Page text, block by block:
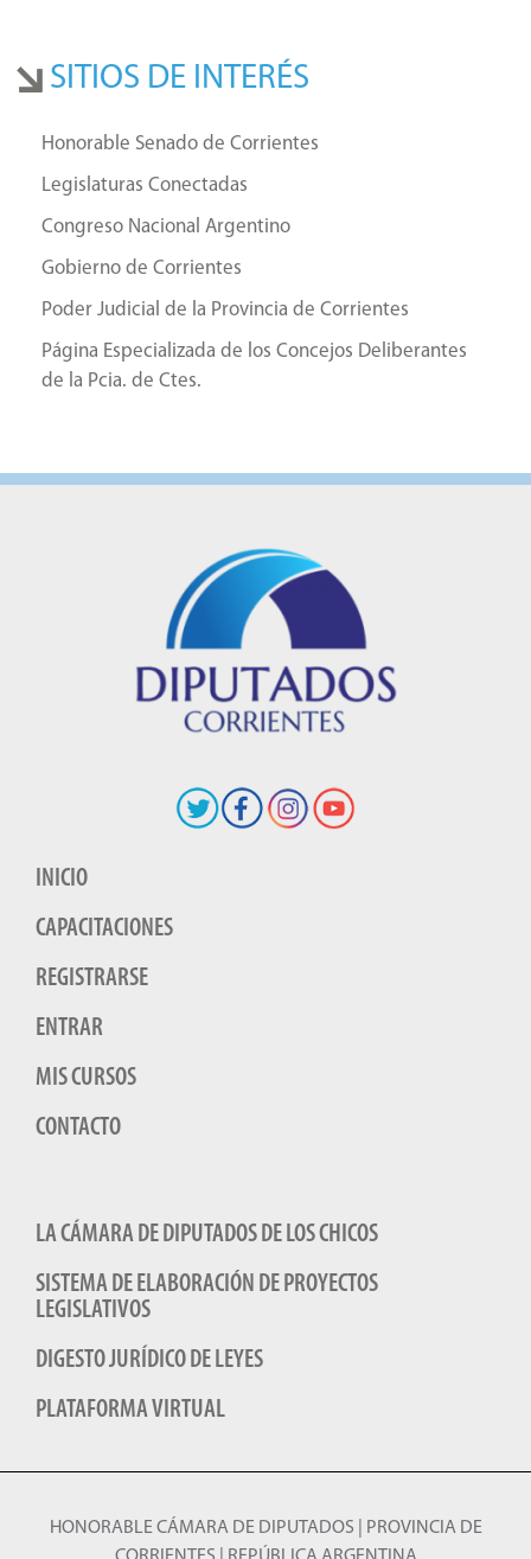
SITIOS DE INTERÉS
Honorable Senado de Corrientes
Legislaturas Conectadas
Congreso Nacional Argentino
Gobierno de Corrientes
Poder Judicial de la Provincia de Corrientes
Página Especializada de los Concejos Deliberantes
de la Pcia. de Ctes.
INICIO
CAPACITACIONES
REGISTRARSE
ENTRAR
MIS CURSOS
CONTACTO
LA CÁMARA DE DIPUTADOS DE LOS CHICOS
SISTEMA DE ELABORACIÓN DE PROYECTOS
LEGISLATIVOS
DIGESTO JURÍDICO DE LEYES
PLATAFORMA VIRTUAL
HONORABLE CÁMARA DE DIPUTADOS | PROVINCIA DE